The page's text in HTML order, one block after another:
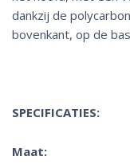
dankzij de
bovenkant, op de
SPECIFICATIES:
Maat: